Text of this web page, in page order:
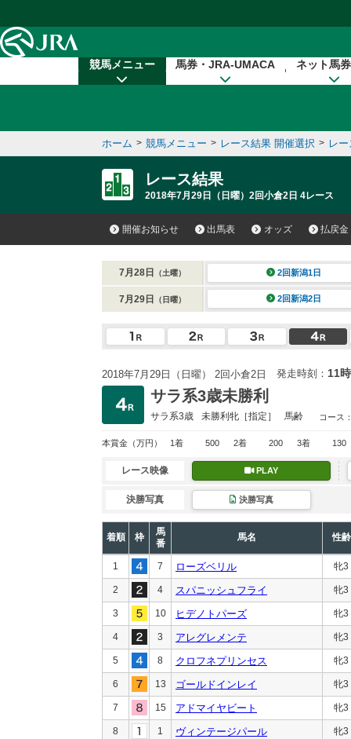
競馬メニュー 馬券・JRA-UMACA ネット馬
ホーム > 競馬メニュー > レース結果 開催選択 > レ
レース結果
2018年7月29日（日曜）2回小倉2日 4レース
開催お知らせ 出馬表 オッズ 払戻金
7月28日 （土曜） 2回新潟1日
7月29日 （日曜） 2回新潟2日
2018年7月29日（日曜） 2回小倉2日 発走時刻： 11
サラ系3歳未勝利
サラ系3歳 未勝利牝［指定］ 馬齢 コース
本賞金 （万円） 1着 500 2着 200 3着 130
レース映像 PLAY
決勝写真 決勝写真
着順 枠
馬
番
馬名 性齢
1 7 ローズベリル 牝3
2 4 スパニッシュフライ 牝3
3 10 ヒデノトパーズ 牝3
4 3 アレグレメンテ 牝3
5 8 クロフネプリンセス 牝3
6 13 ゴールドインレイ 牝3
7 15 アドマイヤビート 牝3
8 1 ヴィンテージパール 牝3